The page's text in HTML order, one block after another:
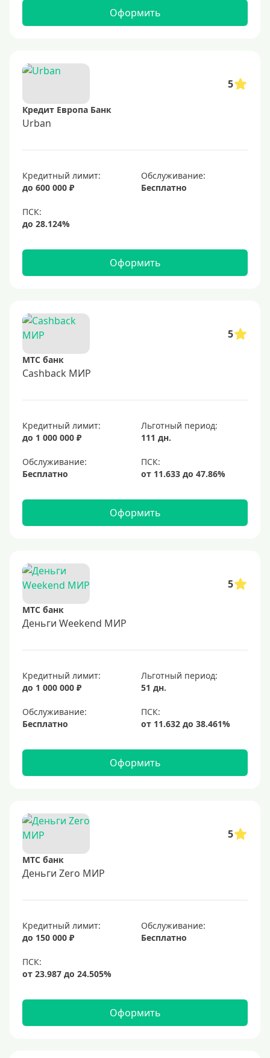
Оформить
5
Кредит Европа Банк
Urban
Кредитный лимит:
до 600 000 ₽
Обслуживание:
Бесплатно
Оформить
5
МТС банк
Cashback МИР
Кредитный лимит:
до 1 000 000 ₽
Льготный период:
111 дн.
Обслуживание:
Бесплатно
Оформить
5
МТС банк
Деньги Weekend МИР
Кредитный лимит:
до 1 000 000 ₽
Льготный период:
51 дн.
Обслуживание:
Бесплатно
Оформить
5
МТС банк
Деньги Zero МИР
Кредитный лимит:
до 150 000 ₽
Обслуживание:
Бесплатно
Оформить